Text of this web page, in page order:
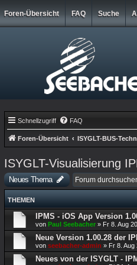
Foren-Übersicht FAQ Suche
Schnellzugriff FAQ
Foren-Übersicht ISYGLT-BUS-
ISYGLT-Visualisierung
Neues Thema
THEMEN
IPMS - iOS App Version
von Paul Seebacher » Fr 8. Aug
Neue Version 1.00.28 der
von seebacher-admin » Fr 8. Aug
Neues von der ISYGLT -